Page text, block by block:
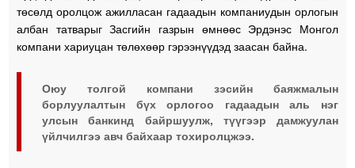
төсөлд оролцож ажилласан гадаадын компаниудын орлогын
албан татварыг Засгийн газрын өмнөөс Эрдэнэс Монгол
компани хариуцан төлөхөөр гэрээнүүдэд заасан байна.
Оюу толгой компани зэсийн баяжмалын
борлуулалтын бүх орлогоо гадаадын аль нэг
улсын банкинд байршуулж, түүгээр дамжуулан
үйлчилгээ авч байхаар тохиролцжээ.